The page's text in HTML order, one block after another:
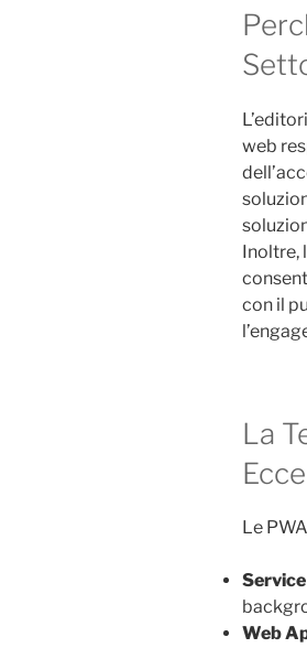
web
Inoltre,
con il
La
Le
Web